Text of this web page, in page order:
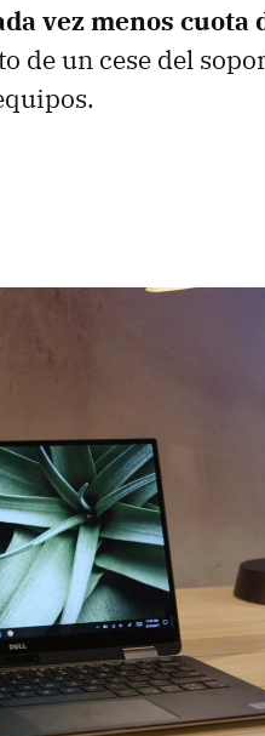
vez menos cuota
de un cese del